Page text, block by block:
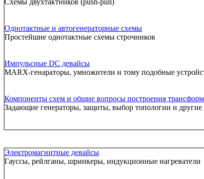
Схемы двухтактников (push-pull)
Однотактные и автогенераторные схемы
Простейшие однотактные схемы строчников
Импульсные DC девайсы
MARX-генараторы, умножители и тому подобные
Компоненты схем и общие вопросы построения
Задающие генераторы, защиты, выбор топологии и
Электромагнитные девайсы
Гауссы, рейлганы, шринкеры, индукционные нагреватели